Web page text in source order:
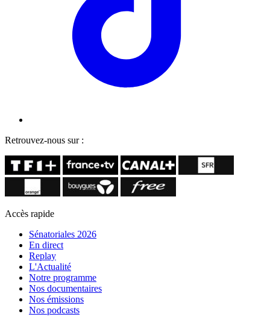
Retrouvez-nous sur :
Accès rapide
Sénatoriales 2026
En direct
Replay
L'Actualité
Notre programme
Nos documentaires
Nos émissions
Nos podcasts